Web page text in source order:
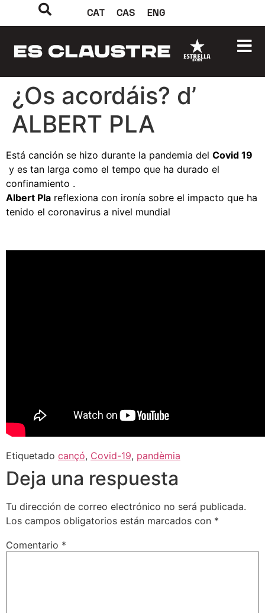
CAT CAS ENG
¿Os acordáis? d’
ALBERT PLA
Está canción se hizo durante la pandemia del Covid 19
y es tan larga como el tempo que ha durado el
confinamiento .
Albert Pla reflexiona con ironía sobre el impacto que ha
tenido el coronavirus a nivel mundial
Etiquetado cançó, Covid-19, pandèmia
Deja una respuesta
Tu dirección de correo electrónico no será publicada.
Los campos obligatorios están marcados con *
Comentario *